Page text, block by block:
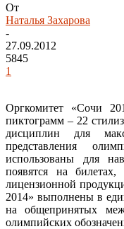
От
Наталья Захарова
-
27.09.2012
5845
1
Оргкомитет «Сочи
пиктограмм – 22
дисциплин для
представления
использованы для
появятся на
лицензионной
2014» выполнены в
на общепринятых
олимпийских